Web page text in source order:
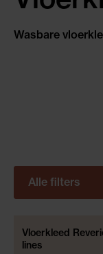
Wasbare
Alle filters
NIEUWE COLLECTIE
Vloerkleed
lines